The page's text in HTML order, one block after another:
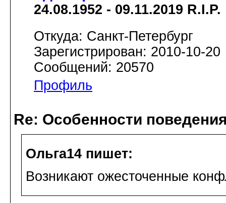
24.08.1952 - 09.11.2019 R.I.P.
Откуда: Санкт-Петербург
Зарегистрирован: 2010-10-20
Сообщений: 20570
Профиль
Re: Особенности
Ольга14 пишет:
Возникают ожесточенные